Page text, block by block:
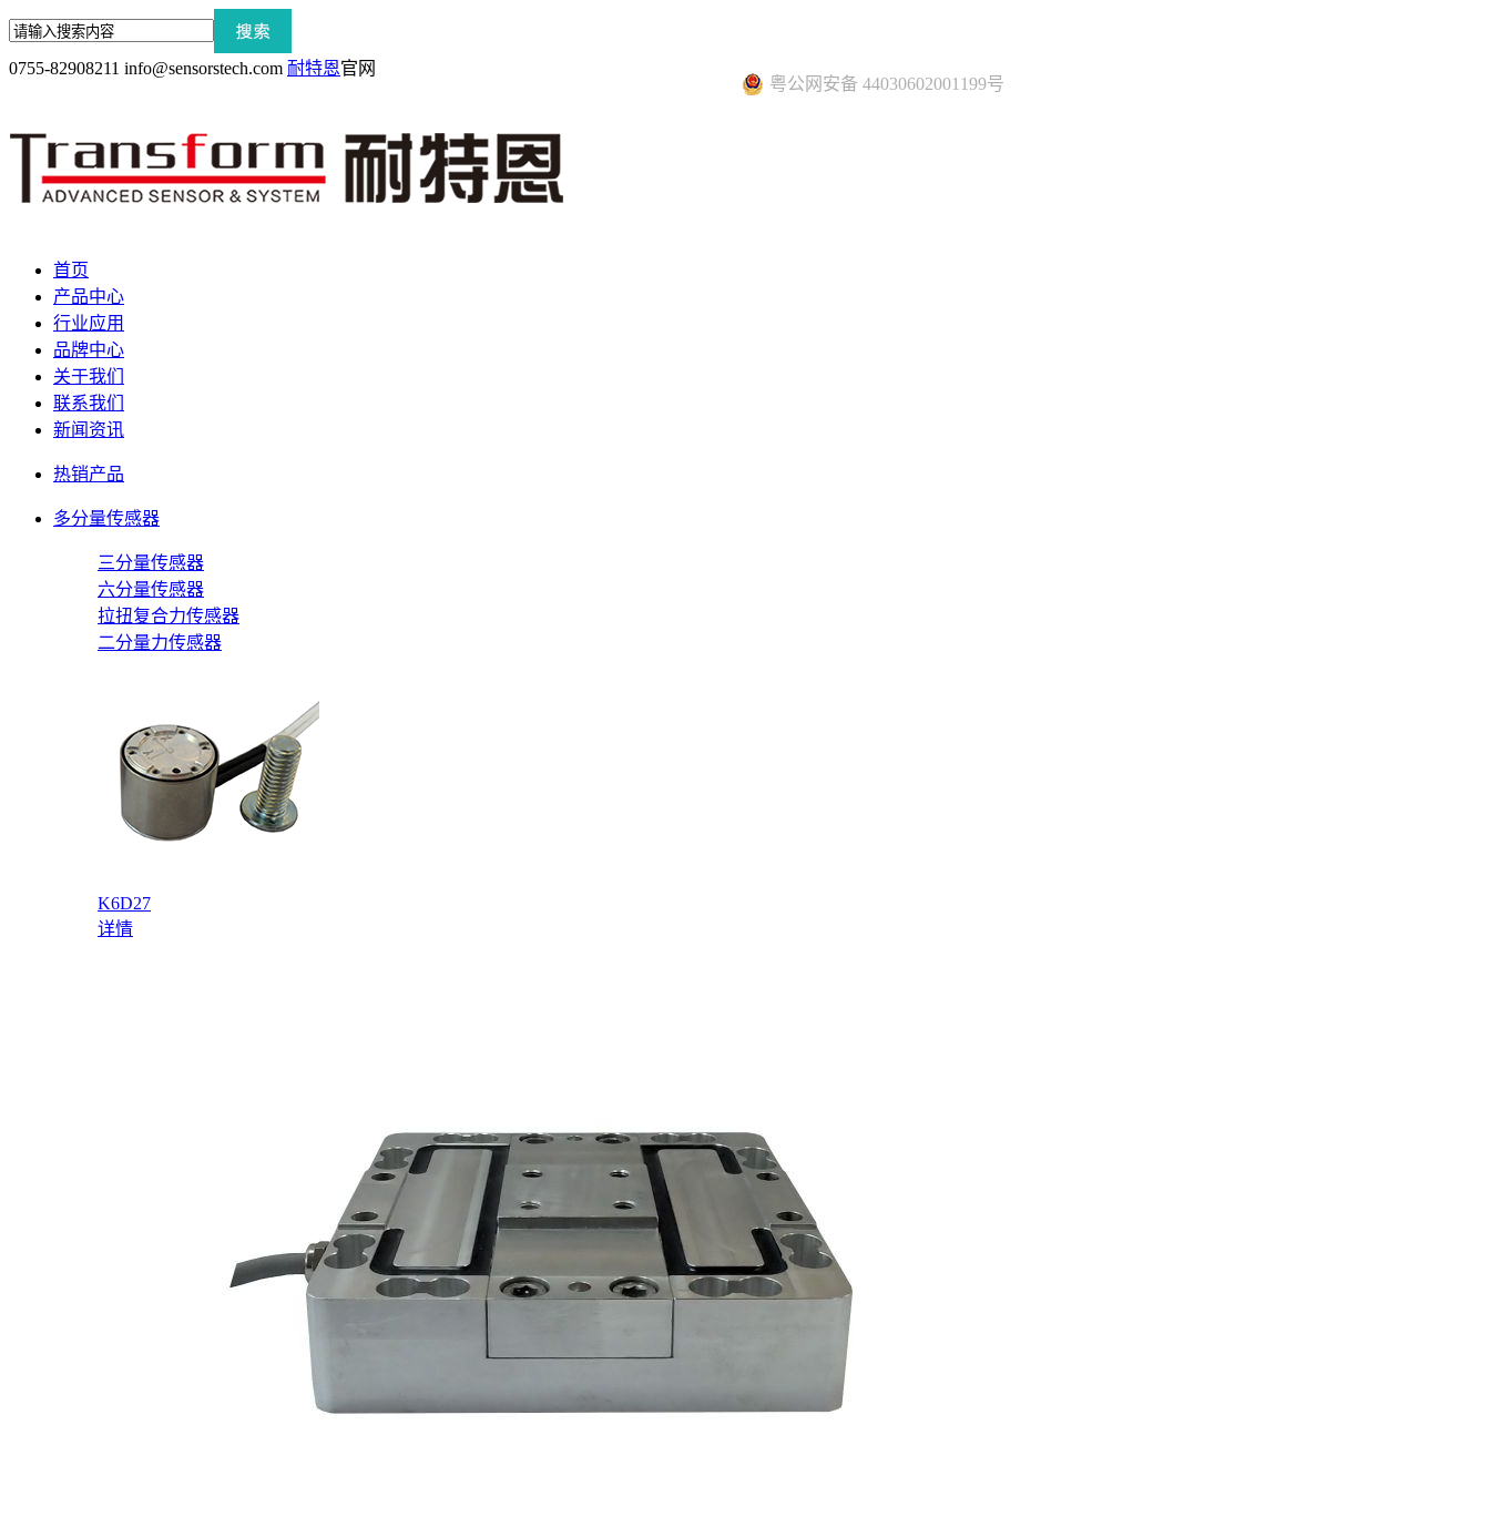
0755-82908211 info@sensorstech.com 耐特恩官网
首页
产品中心
行业应用
品牌中心
关于我们
联系我们
新闻资讯
热销产品
多分量传感器
三分量传感器
六分量传感器
拉扭复合力传感器
二分量力传感器
K6D27
详情
粤公网安备 44030602001199号